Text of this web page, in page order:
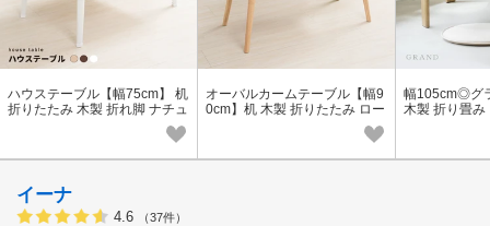
ハウステーブル【幅75cm】 机
折りたたみ 木製 折れ脚 ナチュ
オーバルカームテーブル【幅9
0cm】机 木製 折りたたみ ロー
テーブル ナチュラル 北欧風 ひ
幅105cm◎グ
木製 折り畳み
イーナ
4.6 （37件）